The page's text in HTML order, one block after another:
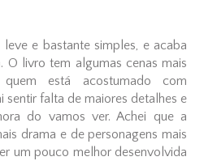
e bastante simples, e acaba
O livro tem algumas cenas mais
está acostumado com
sentir falta de maiores detalhes e
do vamos ver. Achei que a
drama e de personagens mais
um pouco melhor desenvolvida